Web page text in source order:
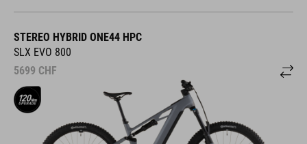
STEREO HYBRID ONE44 HPC
SLX EVO 800
5699 CHF